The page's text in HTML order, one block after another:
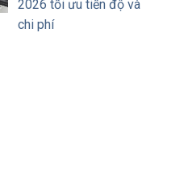
2026 tối ưu tiến độ và
chi phí